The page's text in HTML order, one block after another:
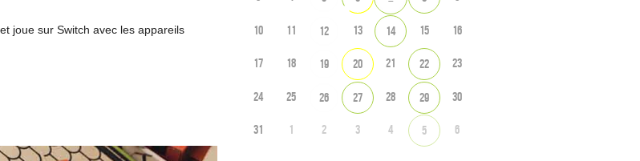
joue sur Switch avec les appareils
10 11 12 13 14 15 16
17 18 19 20 21 22 23
24 25 26 27 28 29 30
31 1 2 3 4 5 6